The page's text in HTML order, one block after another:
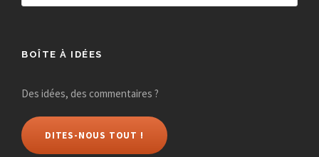
BOÎTE À IDÉES
Des idées, des commentaires ?
DITES-NOUS TOUT !